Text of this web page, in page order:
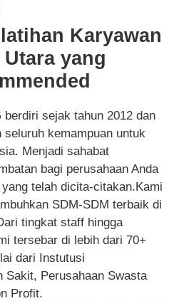
Karyawan
yang
berdiri sejak tahun 2012 dan
kemampuan untuk
Menjadi sahabat
bagi perusahaan Anda
telah dicita-citakan.Kami
SDM-SDM terbaik di
tingkat staff hingga
tersebar di lebih dari 70+
dari Instutusi
Sakit, Perusahaan Swasta
Profit.